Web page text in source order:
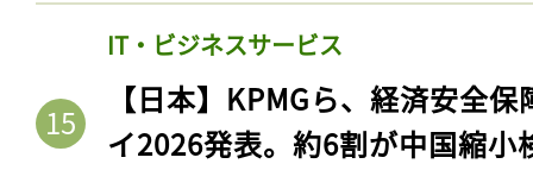
IT・ビジネスサービス
【日本】KPMGら、経済安全
イ2026発表。約6割が中国縮小